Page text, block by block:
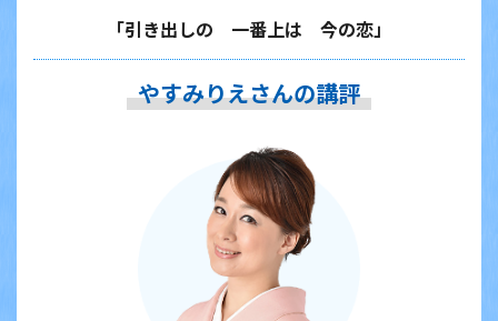
「引き出しの 一番上は 今の恋」
やすみりえさんの講評